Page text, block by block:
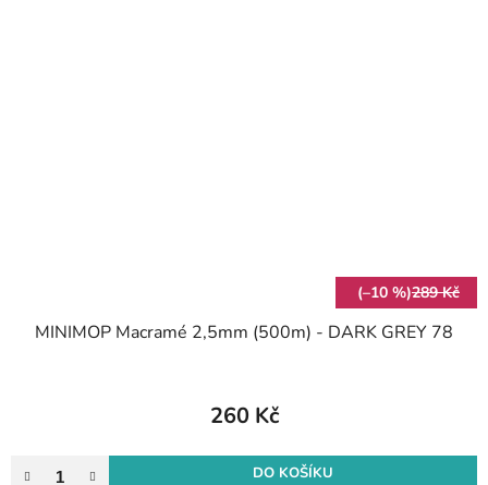
(–10 %)289 Kč
MINIMOP Macramé 2,5mm (500m) - DARK GREY 78
260 Kč
DO KOŠÍKU